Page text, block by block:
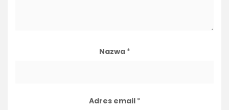
Nazwa *
Adres email *